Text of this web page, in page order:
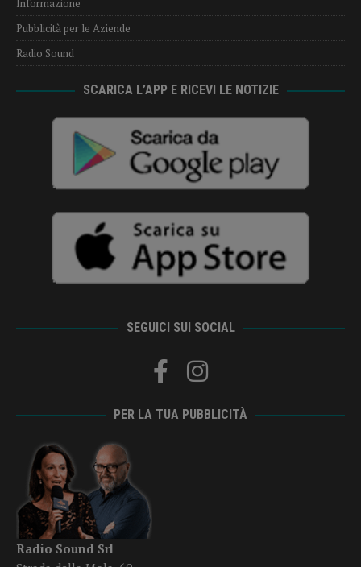
Informazione
Pubblicità per le Aziende
Radio Sound
SCARICA L’APP E RICEVI LE NOTIZIE
SEGUICI SUI SOCIAL
PER LA TUA PUBBLICITÀ
Radio Sound Srl